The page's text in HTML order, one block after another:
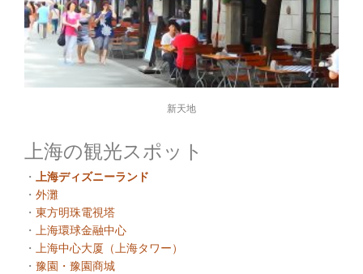
新天地
上海の観光スポット
・
上海ディズニーランド
・ 外灘
・ 東方明珠電視塔
・
上海環球金融中心
・
上海中心大厦（上海タワー）
・ 豫園・豫園商城